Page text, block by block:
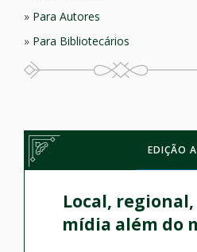
EDIÇÃO
Local,
mídia além do
Para Autores
Para Bibliotecários